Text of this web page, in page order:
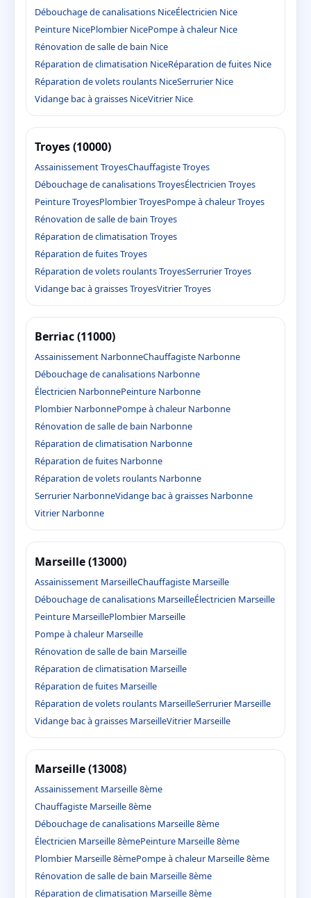
Débouchage de canalisations NiceÉlectricien Nice
Peinture NicePlombier NicePompe à chaleur Nice
Rénovation de salle de bain Nice
Réparation de climatisation NiceRéparation de fuites Nice
Réparation de volets roulants NiceSerrurier Nice
Vidange bac à graisses NiceVitrier Nice
Troyes (10000)
Assainissement TroyesChauffagiste Troyes
Débouchage de canalisations TroyesÉlectricien Troyes
Peinture TroyesPlombier TroyesPompe à chaleur Troyes
Rénovation de salle de bain Troyes
Réparation de climatisation Troyes
Réparation de fuites Troyes
Réparation de volets roulants TroyesSerrurier Troyes
Vidange bac à graisses TroyesVitrier Troyes
Berriac (11000)
Assainissement NarbonneChauffagiste Narbonne
Débouchage de canalisations Narbonne
Électricien NarbonnePeinture Narbonne
Plombier NarbonnePompe à chaleur Narbonne
Rénovation de salle de bain Narbonne
Réparation de climatisation Narbonne
Réparation de fuites Narbonne
Réparation de volets roulants Narbonne
Serrurier NarbonneVidange bac à graisses Narbonne
Vitrier Narbonne
Marseille (13000)
Assainissement MarseilleChauffagiste Marseille
Débouchage de canalisations MarseilleÉlectricien Marseille
Peinture MarseillePlombier Marseille
Pompe à chaleur Marseille
Rénovation de salle de bain Marseille
Réparation de climatisation Marseille
Réparation de fuites Marseille
Réparation de volets roulants MarseilleSerrurier Marseille
Vidange bac à graisses MarseilleVitrier Marseille
Marseille (13008)
Assainissement Marseille 8ème
Chauffagiste Marseille 8ème
Débouchage de canalisations Marseille 8ème
Électricien Marseille 8èmePeinture Marseille 8ème
Plombier Marseille 8èmePompe à chaleur Marseille 8ème
Rénovation de salle de bain Marseille 8ème
Réparation de climatisation Marseille 8ème